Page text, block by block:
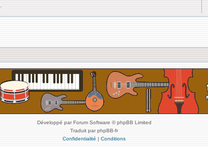
Développé par Forum Software © phpBB Limited
Traduit par phpBB-fr
Confidentialité | Conditions